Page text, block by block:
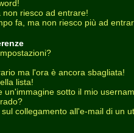
riesco ad entrare!
fa, ma non riesco più ad
ma l'ora è ancora sbagliata!
lista!
un'immagine sotto il mio
collegamento all'e-mail di un